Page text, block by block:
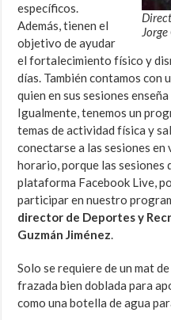
específicos.
Además, tienen el
objetivo de ayudar
el fortalecimiento físico y
días. También contamos
quien en sus sesiones
Igualmente, tenemos un
temas de actividad física y
conectarse a las sesiones
horario, porque las sesiones
plataforma Facebook Live,
participar en nuestro
director de Deportes y
Guzmán Jiménez.
Solo se requiere de un mat
frazada bien doblada para
como una botella de agua